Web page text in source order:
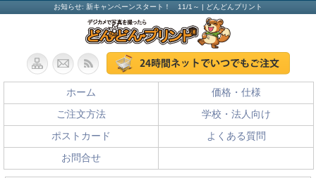
お知らせ: 新キャンペーンスタート！ 11/1～ | どんどんプリント
ホーム 価格・仕様
ご注文方法 学校・法人向け
ポストカード よくある質問
お問合せ